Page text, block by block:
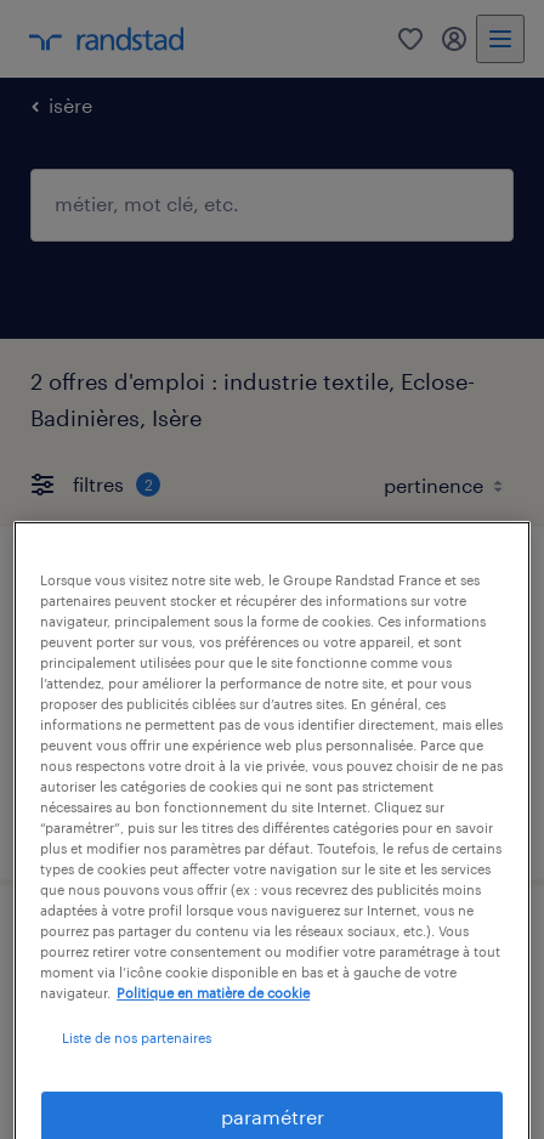
0 mon
isère
2 offres d'emploi : industrie textile, Eclose-
Badinières, Isère
filtres 2
tisseur (f/h)
eclose-badinières, isère
intérim
12,31 € par heure
publié le 6 juillet 2026
encolleur / aide-encolleur (f/h) –
conducteur de ligne (f/h)
eclose-badinières, isère
Lorsque vous visitez notre site web, le Groupe Randstad France et ses
partenaires peuvent stocker et récupérer des informations sur votre
navigateur, principalement sous la forme de cookies. Ces informations
peuvent porter sur vous, vos préférences ou votre appareil, et sont
principalement utilisées pour que le site fonctionne comme vous
l’attendez, pour améliorer la performance de notre site, et pour vous
proposer des publicités ciblées sur d’autres sites. En général, ces
informations ne permettent pas de vous identifier directement, mais elles
peuvent vous offrir une expérience web plus personnalisée. Parce que
nous respectons votre droit à la vie privée, vous pouvez choisir de ne pas
autoriser les catégories de cookies qui ne sont pas strictement
nécessaires au bon fonctionnement du site Internet. Cliquez sur
“paramétrer”, puis sur les titres des différentes catégories pour en savoir
plus et modifier nos paramètres par défaut. Toutefois, le refus de certains
types de cookies peut affecter votre navigation sur le site et les services
que nous pouvons vous offrir (ex : vous recevrez des publicités moins
adaptées à votre profil lorsque vous naviguerez sur Internet, vous ne
pourrez pas partager du contenu via les réseaux sociaux, etc.). Vous
pourrez retirer votre consentement ou modifier votre paramétrage à tout
moment via l’icône cookie disponible en bas et à gauche de votre
navigateur.
Politique en matière de cookie
Liste de nos partenaires
paramétrer